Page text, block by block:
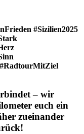
#Sizilien2025
– wir
euch ein
zueinander